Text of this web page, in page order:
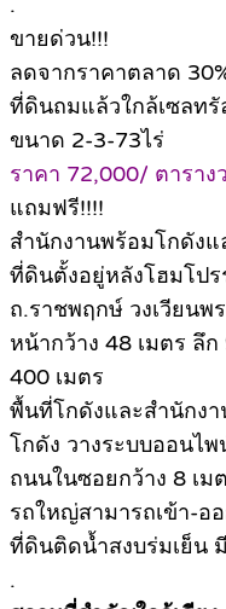
ขายด่วน!!!
ลดจากราคาตลาด
ที่ดินถมแล้วใกล้เซลทรั
ขนาด 2-3-73ไร่
ราคา 72,000/ ตาราง
แถมฟรี!!!!
สำนักงานพร้อมโกดัง
ที่ดินตั้งอยู่หลังโฮมโป
ถ.ราชพฤกษ์ วงเวียนพ
หน้ากว้าง 48 เมตร ลึ
400 เมตร
พื้นที่โกดังและสำนักงา
โกดัง วางระบบออนไพ
ถนนในซอยกว้าง 8 เม
รถใหญ่สามารถเข้า-อ
ที่ดินติดน้ำสงบร่มเย็น
.